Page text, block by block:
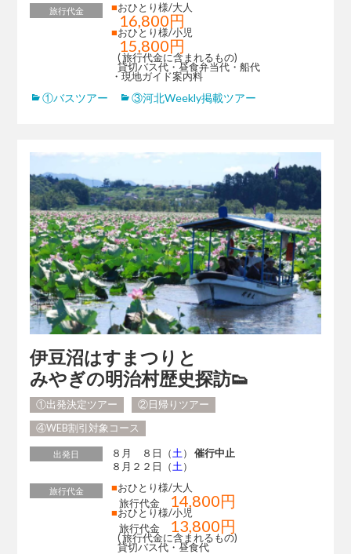
旅行代金 ■おひとり様/大人
16,800円
■おひとり様/小児
15,800円
( 旅行代金に含まれるもの)
貸切バス代・昼食弁当代・船代
・現地ガイド案内料
①バスツアー ③河北Weekly掲載ツアー
伊豆沼はすまつりと
みやぎの明治村歴史探訪👟
①出発決定ツアー
②日帰りツアー
④WEB割引対象コース
出発日 ８月 ８日（ 土 ）催行中止
８月２２日（ 土 ）
旅行代金 ■おひとり様/大人
旅行代金
14,800円
■おひとり様/小児
旅行代金
13,800円
( 旅行代金に含まれるもの)
貸切バス代・昼食代